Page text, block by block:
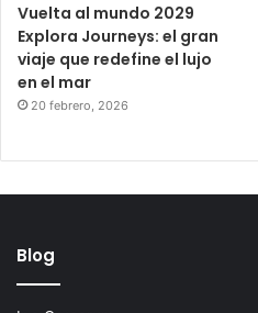
Vuelta al mundo 2029
Explora Journeys: el gran
viaje que redefine el lujo
en el mar
20 febrero, 2026
Blog